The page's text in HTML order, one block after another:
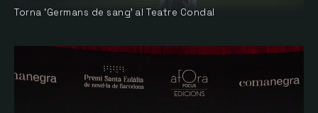
Torna ‘Germans de sang’ al Teatre Condal